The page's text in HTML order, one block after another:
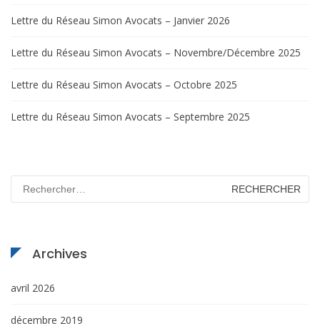
Lettre du Réseau Simon Avocats – Janvier 2026
Lettre du Réseau Simon Avocats – Novembre/Décembre 2025
Lettre du Réseau Simon Avocats – Octobre 2025
Lettre du Réseau Simon Avocats – Septembre 2025
Rechercher :
Archives
avril 2026
décembre 2019